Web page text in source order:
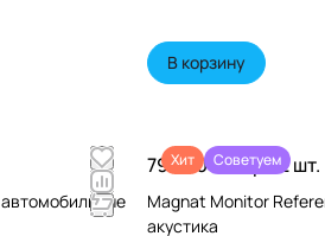
В корзину
Хит Советуем
79 990 ₽/Пара 2 шт.
Magnat Monitor
акустика